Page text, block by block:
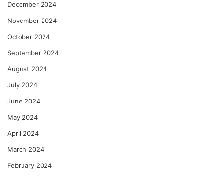
December 2024
November 2024
October 2024
September 2024
August 2024
July 2024
June 2024
May 2024
April 2024
March 2024
February 2024